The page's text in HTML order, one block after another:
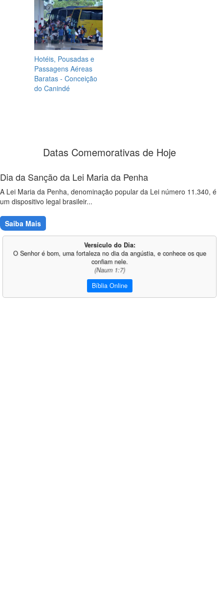
Hotéis, Pousadas e
Passagens Aéreas
Baratas - Conceição
do Canindé
Datas Comemorativas de Hoje
Dia da Sanção da Lei Maria da Penha
A Lei Maria da Penha, denominação popular da Lei número 11.340, é
um dispositivo legal brasileir...
Saiba Mais
Versículo do Dia:
O Senhor é bom, uma fortaleza no dia da angústia, e conhece os que
confiam nele.
(Naum 1:7)
Bíblia Online